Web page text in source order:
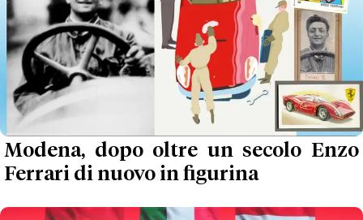
Modena, dopo oltre un secolo Enzo
Ferrari di nuovo in figurina